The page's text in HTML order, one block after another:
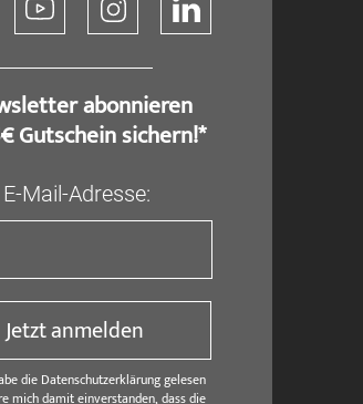
abonnieren
Gutschein sichern!*
E-Mail-Adresse:
Jetzt anmelden
die Datenschutzerklärung gelesen
mich damit einverstanden, dass die